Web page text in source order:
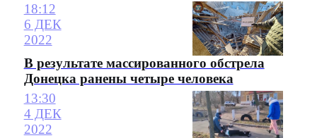
18:12
6 ДЕК
2022
В результате массированного обстрела
Донецка ранены четыре человека
13:30
4 ДЕК
2022